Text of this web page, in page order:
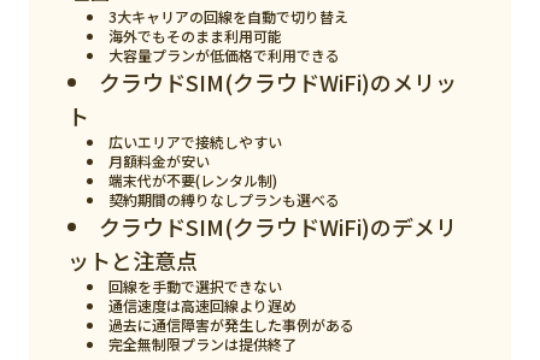
デジタルサイネージ
カメラ
おすすめ
3大キャリアの回線を自動で切り替え
海外でもそのまま利用可能
大容量プランが低価格で利用できる
クラウドSIM(クラウドWiFi)のメリッ
ト
広いエリアで接続しやすい
月額料金が安い
端末代が不要(レンタル制)
契約期間の縛りなしプランも選べる
クラウドSIM(クラウドWiFi)のデメリ
ットと注意点
回線を手動で選択できない
通信速度は高速回線より遅め
過去に通信障害が発生した事例がある
完全無制限プランは提供終了